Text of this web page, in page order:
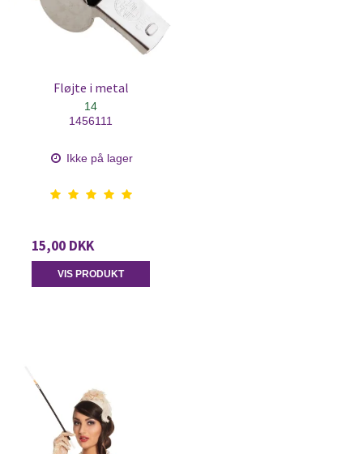
Fløjte i metal
14
1456111
Ikke på lager
15,00 DKK
VIS PRODUKT